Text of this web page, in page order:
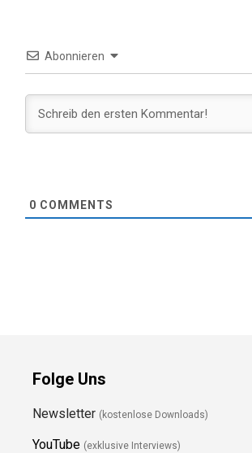
Abonnieren
0 COMMENTS
Folge Uns
Newsletter (kostenlose Downloads)
YouTube (exklusive Interviews)